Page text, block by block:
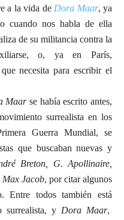
a la vida de Dora Maar, ya
cuando nos habla de ella
de su militancia contra la
o, ya en París,
necesita para escribir el
Maarse había escrito antes,
surrealista en los
Guerra Mundial, se
que buscaban nuevas y
Breton, G. Apollinaire,
Jacob, por citar algunos
Entre todos también está
surrealista, y Dora Maar,